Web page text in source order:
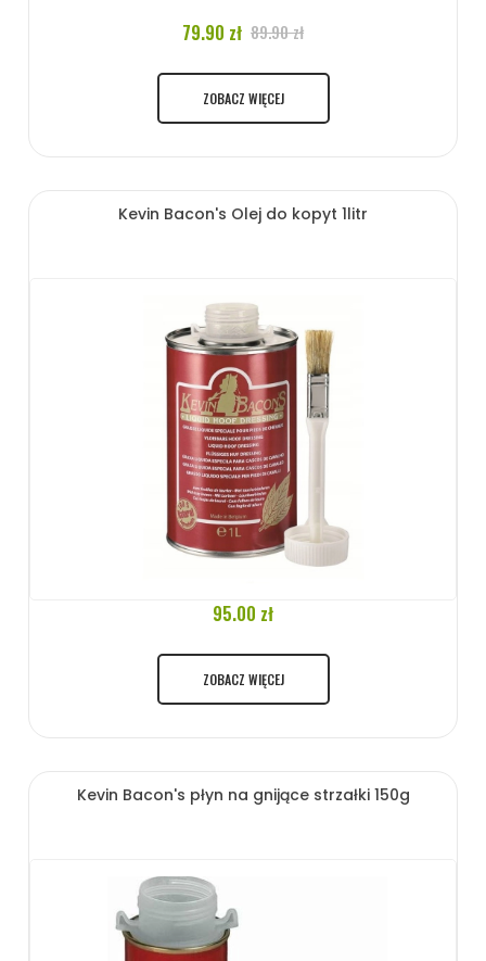
79.90 zł 89.90 zł
ZOBACZ WIĘCEJ
Kevin Bacon's Olej do kopyt 1litr
95.00 zł
ZOBACZ WIĘCEJ
Kevin Bacon's płyn na gnijące strzałki 150g